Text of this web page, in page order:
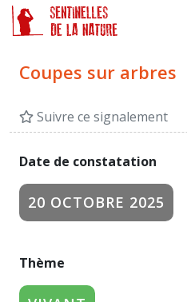
Coupes sur arbres
Suivre ce signalement
Date de constatation
20 OCTOBRE 2025
Thème
Panneau de gestion des cookies